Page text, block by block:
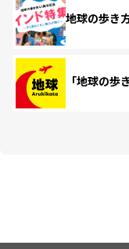
地球の歩き
「地球の歩